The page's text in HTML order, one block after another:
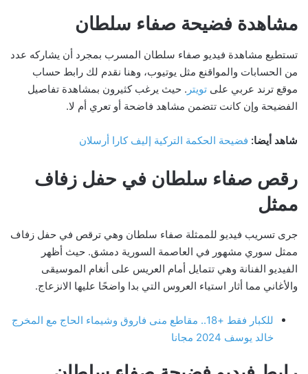
مشاهدة فضيحة صفاء سلطان
تستطيع مشاهدة فيديو صفاء سلطان المسرب بمجرد أن يشاركه عدد
من الحسابات والمواقنع مثل يوتيوب، وهنا نقدم لك رابط حساب
موقع ترند عربي على تويتر . حيث يرغب كثيرون بمشاهدة تفاصيل
الفضيحة وإن كانت تتضمن مشاهد فاضحة أو تعري أم لا.
شاهد أيضا: فضيحة الحكمة التركية إليف كارا أرسلان
رقص صفاء سلطان في حفل زفاف
ممثل
جرى تسريب فيديو للممثلة صفاء سلطان وهي ترقص في حفل زفاف
ممثل سوري مشهور في العاصمة السورية دمشق. حيث أظهر
الفيديو الفنانة وهي تتمايل أمام العريس على أنغام الموسيقى
والأغاني مما أثار استياء العروس التي بدا واضحًا عليها الانزعاج.
للكبار فقط +18.. مقاطع منى فاروق وشيماء الحاج مع المخرج
خالد يوسف 2024 مجانا